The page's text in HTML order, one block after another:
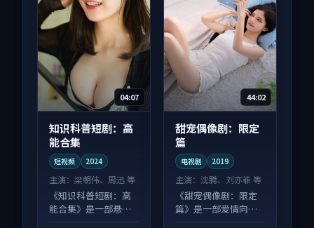
04:07
知识科普短剧：高
能合集
短视频 2024
主演： 梁朝伟、周迅 等
《知识科普短剧：高
能合集》是一部悬疑
44:02
甜宠偶像剧：限定
篇
电视剧 2019
主演： 沈腾、刘亦菲 等
《甜宠偶像剧：限定
篇》是一部爱情向电